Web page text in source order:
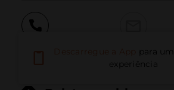
E-mailpara
experiência